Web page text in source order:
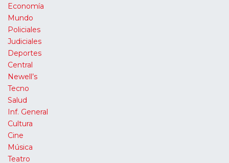
Economía
Mundo
Policiales
Judiciales
Deportes
Central
Newell’s
Tecno
Salud
Inf. General
Cultura
Cine
Música
Teatro